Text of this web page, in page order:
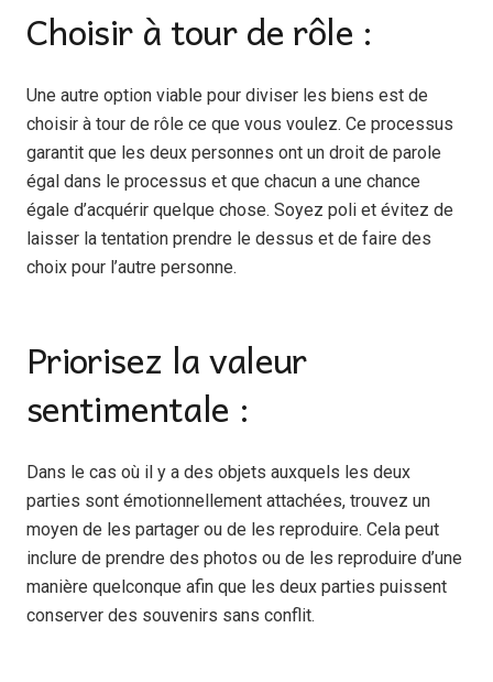
Choisir à tour de rôle :
Une autre option viable pour diviser les biens est de
choisir à tour de rôle ce que vous voulez. Ce processus
garantit que les deux personnes ont un droit de parole
égal dans le processus et que chacun a une chance
égale d’acquérir quelque chose. Soyez poli et évitez de
laisser la tentation prendre le dessus et de faire des
choix pour l’autre personne.
Priorisez la valeur
sentimentale :
Dans le cas où il y a des objets auxquels les deux
parties sont émotionnellement attachées, trouvez un
moyen de les partager ou de les reproduire. Cela peut
inclure de prendre des photos ou de les reproduire d’une
manière quelconque afin que les deux parties puissent
conserver des souvenirs sans conflit.